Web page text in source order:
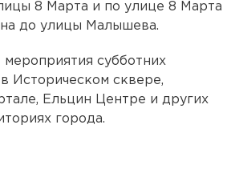
8 Марта и по улице 8 Марта
до улицы Малышева.
субботних
Историческом сквере,
Ельцин Центре и других
города.